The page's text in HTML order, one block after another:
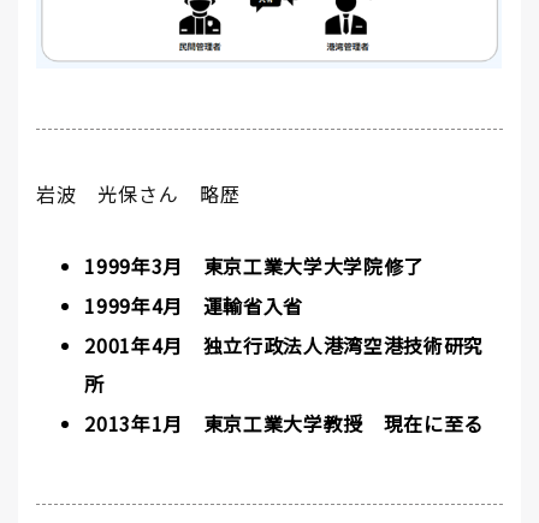
岩波 光保さん 略歴
1999年3月 東京工業大学大学院修了
1999年4月 運輸省入省
2001年4月 独立行政法人港湾空港技術研究
所
2013年1月 東京工業大学教授 現在に至る